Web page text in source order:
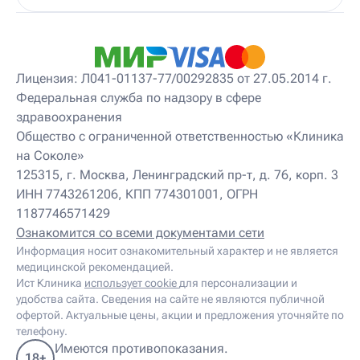
Детский массажист
Детский невропатолог
Детский нейропсихолог
Детский нутрициолог
Детский ортопед
Детский остеопат
Детский отоневролог
Детский подиатр
Детский психолог
Детский психотерапевт
Детский реабилитолог
Детский ревматолог
Детский рефлексотерапевт
Детский сомнолог
Детский спортивный врач
Детский травматолог
Детский травматолог-ортопед
Детский физиотерапевт
Детский эндокринолог
Лицензия: Л041-01137-77/00292835 от 27.05.2014 г.
Федеральная служба по надзору в сфере
здравоохранения
Общество с ограниченной ответственностью «Клиника
на Соколе»
125315, г. Москва, Ленинградский пр-т, д. 76, корп. 3
ИНН 7743261206, КПП 774301001, ОГРН
1187746571429
Ознакомится со всеми документами сети
Информация носит ознакомительный характер и не является
медицинской рекомендацией.
Ист Клиника использует cookie для персонализации и
удобства сайта. Сведения на сайте не являются публичной
офертой. Актуальные цены, акции и предложения уточняйте по
телефону.
Имеются противопоказания.